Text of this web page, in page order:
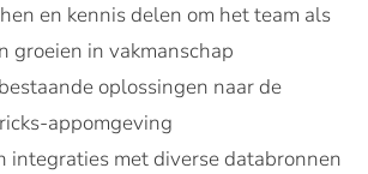
en kennis delen om het team als
groeien in vakmanschap
oplossingen naar de
appomgeving
integraties met diverse databronnen